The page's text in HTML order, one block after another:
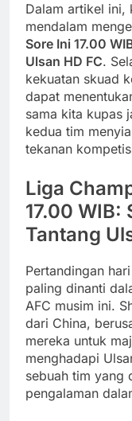
Dalam artikel ini,
mendalam
Sore Ini 17.00
Ulsan HD FC.
kekuatan skuad
dapat
sama kita kupas
kedua tim
tekanan
Liga
17.00 WIB:
Tantang
Pertandingan
paling dinanti
AFC musim ini.
dari China,
mereka untuk
menghadapi
sebuah tim yang
pengalaman